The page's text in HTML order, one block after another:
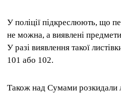
У поліції підкреслюють, що
не можна, а виявлені
У разі виявлення такої
101 або 102.
Також над Сумами розкидали